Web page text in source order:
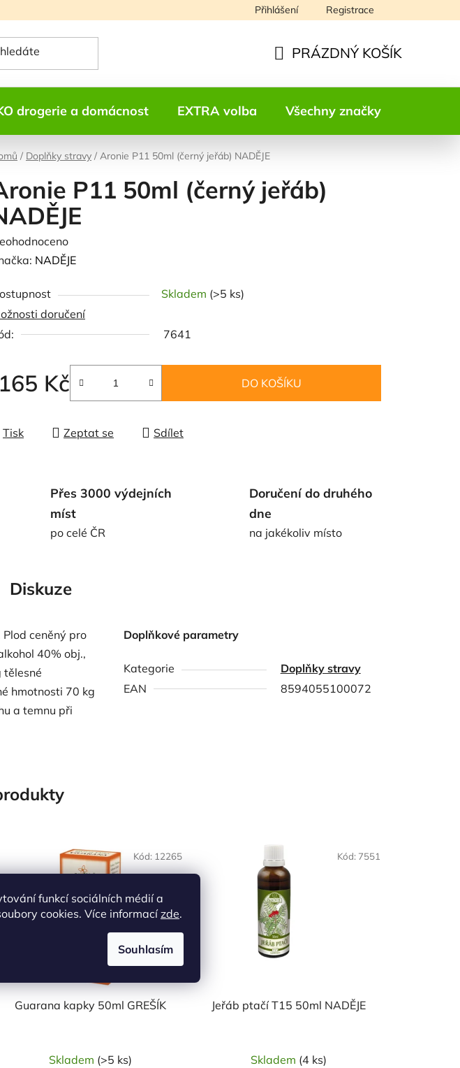
funkcí sociálních médií a
cookies. Více informacízde.
Souhlasím
údajů Přihlášení Registrace
KOŠÍK
PRÁZDNÝ KOŠÍK
drogerie a domácnost EXTRA volba Všechny značky
/ Doplňky stravy / Aronie P11 50ml (černý jeřáb) NADĚJE
P11 50ml (černý jeřáb)
NADĚJE
Skladem (>5 ks)
doručení
7641
165 Kč DO KOŠÍKU
Tisk Zeptat se Sdílet
Přes 3000 výdejních
míst
po celé ČR
Doručení do druhého
dne
na jakékoliv místo
Diskuze
ceněný pro
40% obj.,
tělesné
hmotnosti 70 kg
a temnu při
Doplňkové parametry
Kategorie
Doplňky stravy
EAN
8594055100072
Guarana kapky 50ml GREŠÍK
Skladem (>5 ks)
Kód: 12265
Jeřáb ptačí T15 50ml NADĚJE
Skladem (4 ks)
Kód: 7551